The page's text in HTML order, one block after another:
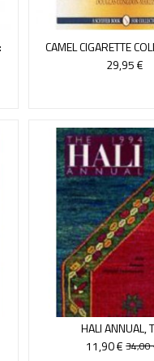
CAMEL CIGARETTE
THEEARLY YEARS:
29,95 €
HALI ANNUAL,
11,90 €34,00